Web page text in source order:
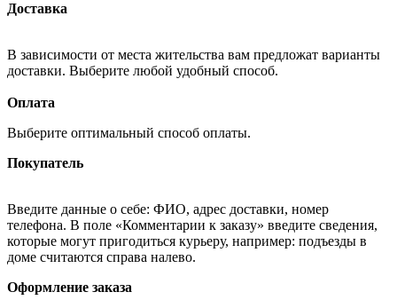
Доставка
В зависимости от места жительства вам предложат варианты
доставки. Выберите любой удобный способ.
Оплата
Выберите оптимальный способ оплаты.
Покупатель
Введите данные о себе: ФИО, адрес доставки, номер
телефона. В поле «Комментарии к заказу» введите сведения,
которые могут пригодиться курьеру, например: подъезды в
доме считаются справа налево.
Оформление заказа